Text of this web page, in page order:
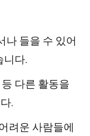
나 들을 수 있어
니다.
다른 활동을
.
려운 사람들에